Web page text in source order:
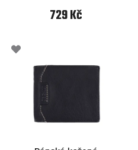
729 Kč